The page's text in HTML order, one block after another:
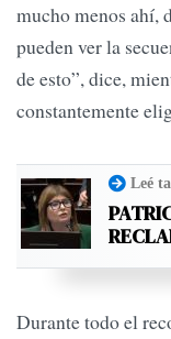
mucho menos ahí,
pueden ver la
de esto”, dice,
constantemente
Leé
Durante todo el